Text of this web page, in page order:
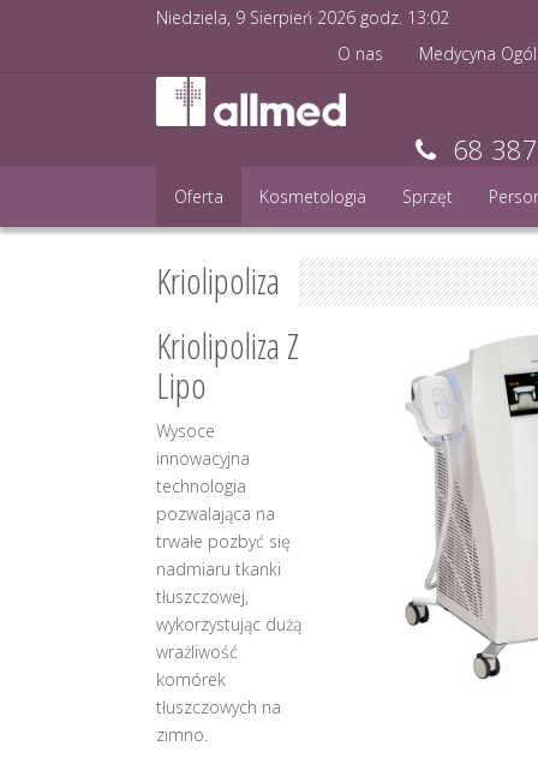
Niedziela, 9 Sierpień 2026 godz. 13:02
O nas
Medycyna
68
Oferta Kosmetologia Sprzęt
Kriolipoliza
Kriolipoliza Z
Lipo
Wysoce
innowacyjna
technologia
pozwalająca na
trwałe pozbyć się
nadmiaru tkanki
tłuszczowej,
wykorzystując dużą
wrażliwość
komórek
tłuszczowych na
zimno.